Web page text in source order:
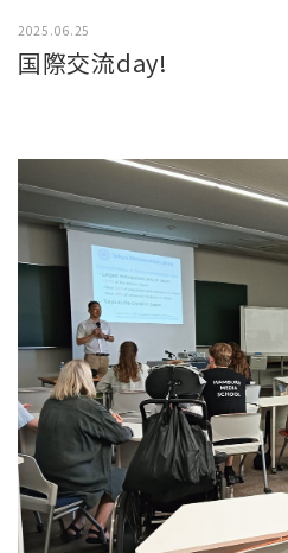
2025.06.25
国際交流day!